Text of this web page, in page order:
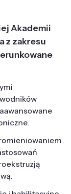
Akademii
z zakresu